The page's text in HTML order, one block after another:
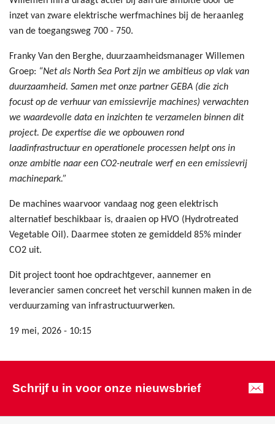
inzet van zware elektrische werfmachines bij de heraanleg
van de toegangsweg 700 - 750.
Franky Van den Berghe, duurzaamheidsmanager Willemen
Groep: “Net als North Sea Port zijn we ambitieus op vlak van
duurzaamheid. Samen met onze partner GEBA (die zich
focust op de verhuur van emissievrije machines) verwachten
we waardevolle data en inzichten te verzamelen binnen dit
project. De expertise die we opbouwen rond
laadinfrastructuur en operationele processen helpt ons in
onze ambitie naar een CO2-neutrale werf en een emissievrij
machinepark.”
De machines waarvoor vandaag nog geen elektrisch
alternatief beschikbaar is, draaien op HVO (Hydrotreated
Vegetable Oil). Daarmee stoten ze gemiddeld 85% minder
CO2 uit.
Dit project toont hoe opdrachtgever, aannemer en
leverancier samen concreet het verschil kunnen maken in de
verduurzaming van infrastructuurwerken.
19 mei, 2026 - 10:15
Schrijf u in voor onze nieuwsbrief